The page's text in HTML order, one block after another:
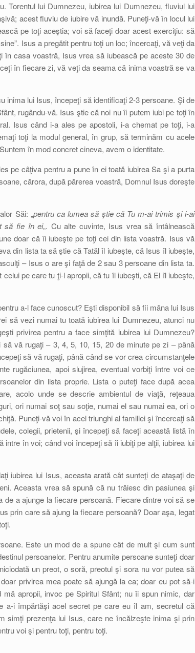
Torentul lui Dumnezeu, iubirea lui Dumnezeu, fluviul lui
acest fluviu de iubire vă inundă. Puneţi-vă în locul lui
pe toţi aceştia; voi să faceţi doar acest exerciţiu: să
Isus a pregătit pentru toţi un loc; încercaţi, vă veţi da
casa voastră, Isus vrea să iubească pe aceste 30 de
în fiecare zi, vă veţi da seama că inima voastră se va
inima lui Isus, începeţi să identificaţi 2-3 persoane. Şi de
rugându-vă. Isus ştie că noi nu îi putem iubi pe toţi în
Isus când i-a ales pe apostoli, i-a chemat pe toţi, i-a
toţi la modul general, în grup, să terminăm cu acele
în mod concret cineva, avem o identitate.
pe câţiva pentru a pune în ei toată iubirea Sa şi a purta
cărora, după părerea voastră, Domnul Isus doreşte
Săi: „pentru ca lumea să ştie că Tu m-ai trimis şi i-ai
să fie în ei„. Cu alte cuvinte, Isus vrea să întâlnească
doar că îi iubeşte pe toţi cei din lista voastră. Isus vă
din lista ta să ştie că Tatăl îl iubeşte, că Isus îl iubeşte,
– Isus o are şi faţă de 2 sau 3 persoane din lista ta.
pe care tu ţi-l apropii, că tu îl iubeşti, că El îl iubeşte,
a-l face cunoscut? Eşti disponibil să fii mâna lui Isus
să vezi numai tu toată iubirea lui Dumnezeu, atunci nu
privirea pentru a face simţită iubirea lui Dumnezeu?
vă rugaţi – 3, 4, 5, 10, 15, 20 de minute pe zi – până
să vă rugaţi, până când se vor crea circumstanţele
rugăciunea, apoi slujirea, eventual vorbiţi între voi ce
din lista proprie. Lista o puteţi face după acea
acolo unde se descrie ambientul de viaţă, reţeaua
ori numai soţ sau soţie, numai el sau numai ea, ori o
Puneţi-vă voi în acel triunghi al familiei şi încercaţi să
colegii, prietenii, şi începeţi să faceţi această listă în
în voi; când voi începeţi să îi iubiţi pe alţii, iubirea lui
iubirea lui Isus, aceasta arată cât sunteţi de ataşaţi de
Aceasta vrea să spună că nu trăiesc din pasiunea şi
a ajunge la fiecare persoană. Fiecare dintre voi să se
prin care să ajung la fiecare persoană? Doar aşa, legat
Este un mod de a spune cât de mult şi cum sunt
persoanelor. Pentru anumite persoane sunteţi doar
un preot, o soră, preotul şi sora nu vor putea să
privirea mea poate să ajungă la ea; doar eu pot să-i
apropii, invoc pe Spiritul Sfânt; nu îi spun nimic, dar
a-i împărtăşi acel secret pe care eu îl am, secretul că
simţi prezenţa lui Isus, care ne încălzeşte inima şi prin
voi şi pentru toţi, pentru toţi.